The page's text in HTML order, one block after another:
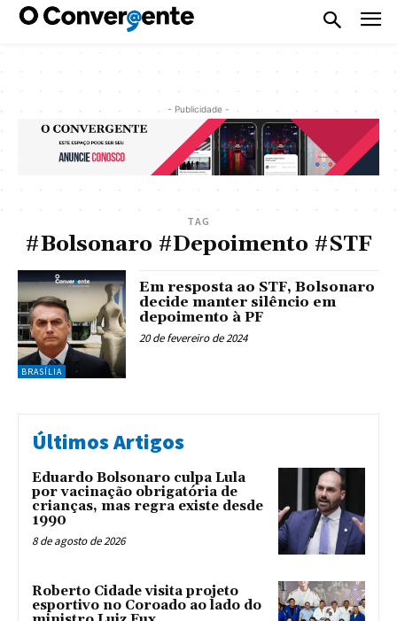
- Publicidade -
TAG
#Bolsonaro #Depoimento #STF
BRASÍLIA
Em resposta ao STF, Bolsonaro
decide manter silêncio em
depoimento à PF
20 de fevereiro de 2024
Últimos Artigos
Eduardo Bolsonaro culpa Lula
por vacinação obrigatória de
crianças, mas regra existe desde
1990
8 de agosto de 2026
Roberto Cidade visita projeto
esportivo no Coroado ao lado do